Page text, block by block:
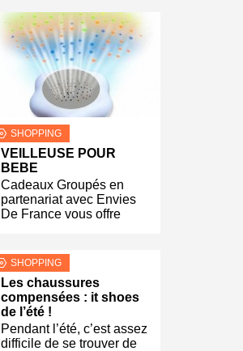
SHOPPING
VEILLEUSE POUR
BEBE
Cadeaux Groupés en
partenariat avec Envies
De France vous offre
SHOPPING
Les chaussures
compensées : it shoes
de l’été !
Pendant l’été, c’est assez
difficile de se trouver de